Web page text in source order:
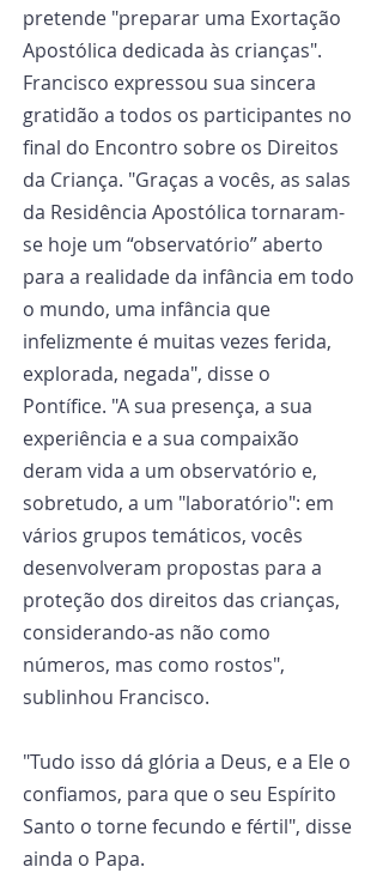
pretende "preparar uma Exortação
Apostólica dedicada às crianças".
Francisco expressou sua sincera
gratidão a todos os participantes no
final do Encontro sobre os Direitos
da Criança. "Graças a vocês, as salas
da Residência Apostólica tornaram-
se hoje um “observatório” aberto
para a realidade da infância em todo
o mundo, uma infância que
infelizmente é muitas vezes ferida,
explorada, negada", disse o
Pontífice. "A sua presença, a sua
experiência e a sua compaixão
deram vida a um observatório e,
sobretudo, a um "laboratório": em
vários grupos temáticos, vocês
desenvolveram propostas para a
proteção dos direitos das crianças,
considerando-as não como
números, mas como rostos",
sublinhou Francisco.
"Tudo isso dá glória a Deus, e a Ele o
confiamos, para que o seu Espírito
Santo o torne fecundo e fértil", disse
ainda o Papa.